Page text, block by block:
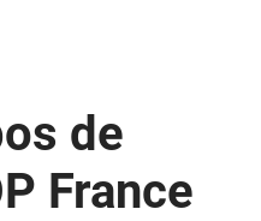
de
France